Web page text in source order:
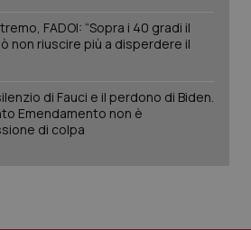
FADOI: “Sopra i 40 gradi il
non riuscire più a disperdere il
di Fauci e il perdono di Biden.
Emendamento non è
di colpa